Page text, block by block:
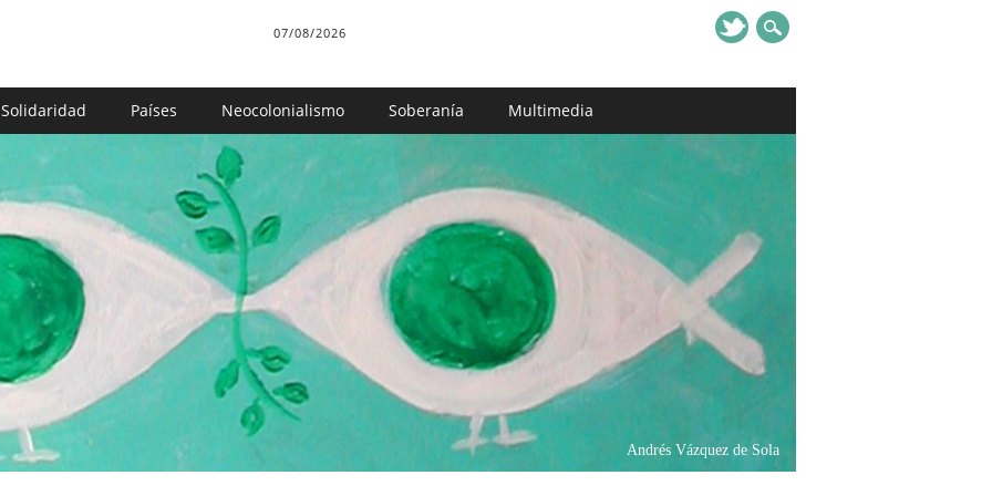
07/08/2026
Solidaridad Países Neocolonialismo Soberanía Multimedia
Andrés Vázquez de Sola